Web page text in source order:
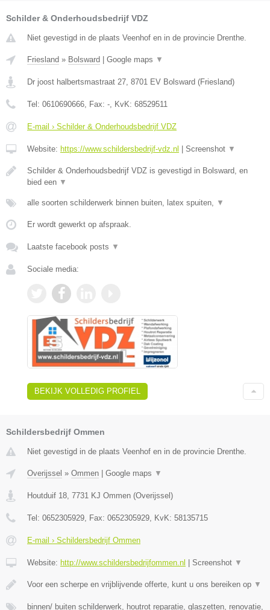
Schilder & Onderhoudsbedrijf VDZ
Niet gevestigd in de plaats Veenhof en in de provincie Drenthe.
Friesland » Bolsward Google maps ▼
Dr joost halbertsmastraat 27, 8701 EV Bolsward (Friesland)
Tel: 0610690666, Fax: -, KvK: 68529511
E-mail › Schilder & Onderhoudsbedrijf VDZ
Website: https://www.schildersbedrijf-vdz.nl Screenshot ▼
Schilder & Onderhoudsbedrijf VDZ is gevestigd in Bolsward, en
bied een ▼
alle soorten schilderwerk binnen buiten, latex spuiten, ▼
Er wordt gewerkt op afspraak.
Laatste facebook posts ▼
Sociale media:
BEKIJK VOLLEDIG PROFIEL
Schildersbedrijf Ommen
Niet gevestigd in de plaats Veenhof en in de provincie Drenthe.
Overijssel » Ommen Google maps ▼
Houtduif 18, 7731 KJ Ommen (Overijssel )
Tel: 0652305929, Fax: 0652305929, KvK: 58135715
E-mail › Schildersbedrijf Ommen
Website: http://www.schildersbedrijfommen.nl Screenshot ▼
Voor een scherpe en vrijblijvende offerte, kunt u ons bereiken op ▼
binnen/ buiten schilderwerk, houtrot reparatie, glaszetten, renovatie,